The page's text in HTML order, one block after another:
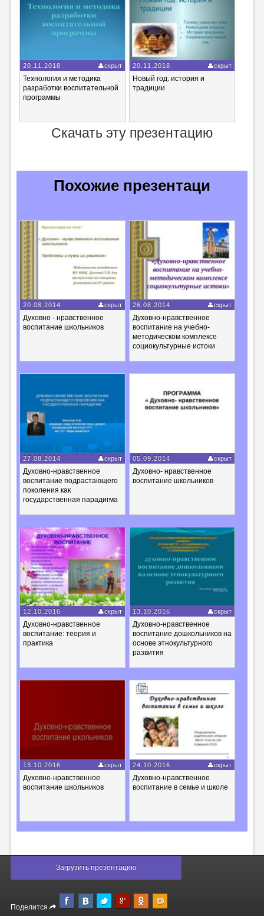
20.11.2018 скрыт
Технология и методика
разработки воспитательной
программы
20.11.2018 скрыт
Новый год: история и
традиции
Скачать эту презентацию
Похожие презентаци
20.08.2014 скрыт
Духовно - нравственное
воспитание школьников
26.08.2014 скрыт
Духовно-нравственное
воспитание на учебно-
методическом комплексе
социокультурные истоки
27.08.2014 скрыт
Духовно-нравственное
воспитание подрастающего
поколения как
государственная парадигма
05.09.2014 скрыт
Духовно- нравственное
воспитание школьников
12.10.2016 скрыт
Духовно-нравственное
воспитание: теория и
практика
13.10.2016 скрыт
Духовно-нравственное
воспитание дошкольников на
основе этнокультурного
развития
13.10.2016 скрыт
Духовно-нравственное
воспитание школьников
24.10.2016 скрыт
Духовно-нравственное
воспитание в семье и школе
Загрузить презентацию
Поделится